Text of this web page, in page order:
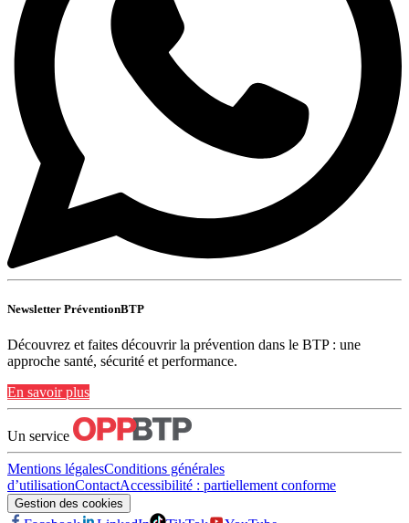
Newsletter PréventionBTP
Découvrez et faites découvrir la prévention dans le BTP : une
approche santé, sécurité et performance.
En savoir plus
Un service
Mentions légalesConditions générales
d’utilisationContactAccessibilité : partiellement conforme
Gestion des cookies